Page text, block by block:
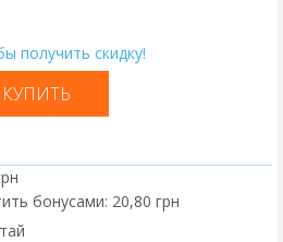
получить скидку!
бонусами: 20,80 грн